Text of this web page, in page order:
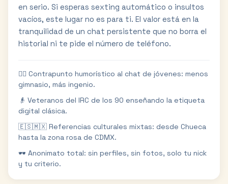
en serio. Si esperas sexting automático o insultos
vacíos, este lugar no es para ti. El valor está en la
tranquilidad de un chat persistente que no borra el
historial ni te pide el número de teléfono.
🏳️‍🌈 Contrapunto humorístico al chat de jóvenes: menos
gimnasio, más ingenio.
👴 Veteranos del IRC de los 90 enseñando la etiqueta
digital clásica.
🇪🇸🇲🇽 Referencias culturales mixtas: desde Chueca
hasta la zona rosa de CDMX.
🕶️ Anonimato total: sin perfiles, sin fotos, solo tu nick
y tu criterio.